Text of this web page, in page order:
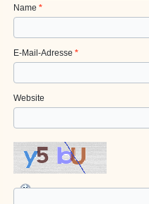
Name*
E-Mail-Adresse*
Website